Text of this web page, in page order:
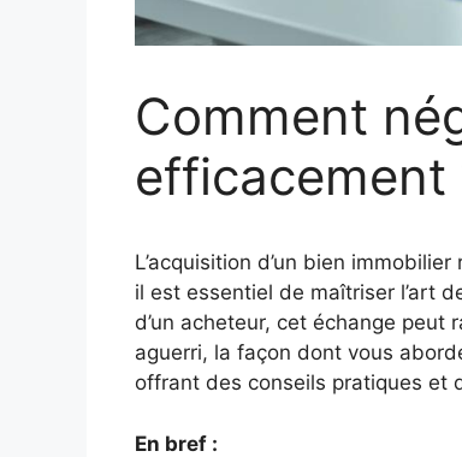
Comment
efficacement
L’acquisition d’un bien
il est essentiel de maîtriser l’art
d’un acheteur, cet échange
aguerri, la façon dont vous
offrant des conseils pratiques et
En bref :